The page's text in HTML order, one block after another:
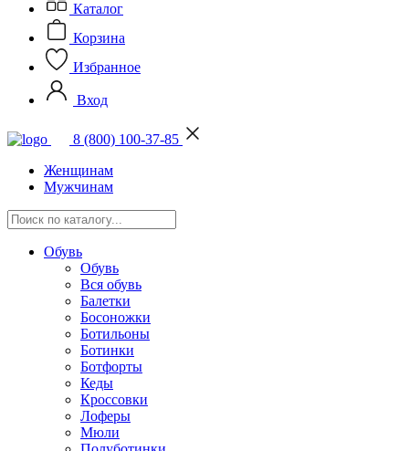
Каталог
Корзина
Избранное
Вход
8 (800) 100-37-85
Женщинам
Мужчинам
Обувь
Обувь
Вся обувь
Балетки
Босоножки
Ботильоны
Ботинки
Ботфорты
Кеды
Кроссовки
Лоферы
Мюли